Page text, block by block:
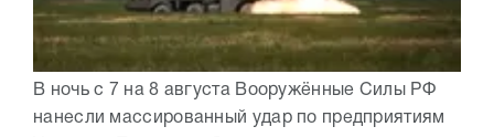
В ночь с 7 на 8 августа Вооружённые Силы РФ
нанесли массированный удар по предприятиям